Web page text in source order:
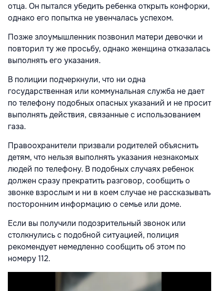
отца. Он пытался убедить ребенка открыть конфорки,
однако его попытка не увенчалась успехом.
Позже злоумышленник позвонил матери девочки и
повторил ту же просьбу, однако женщина отказалась
выполнять его указания.
В полиции подчеркнули, что ни одна
государственная или коммунальная служба не дает
по телефону подобных опасных указаний и не просит
выполнять действия, связанные с использованием
газа.
Правоохранители призвали родителей объяснить
детям, что нельзя выполнять указания незнакомых
людей по телефону. В подобных случаях ребенок
должен сразу прекратить разговор, сообщить о
звонке взрослым и ни в коем случае не рассказывать
посторонним информацию о семье или доме.
Если вы получили подозрительный звонок или
столкнулись с подобной ситуацией, полиция
рекомендует немедленно сообщить об этом по
номеру 112.